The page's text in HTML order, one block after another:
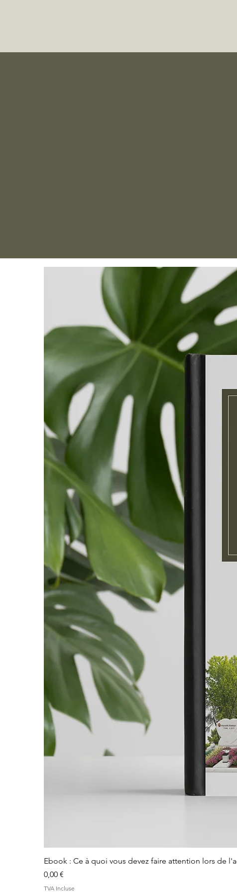
Ebook : Ce à quoi vous devez faire attention lors de
Prix
0,00 €
TVA Incluse